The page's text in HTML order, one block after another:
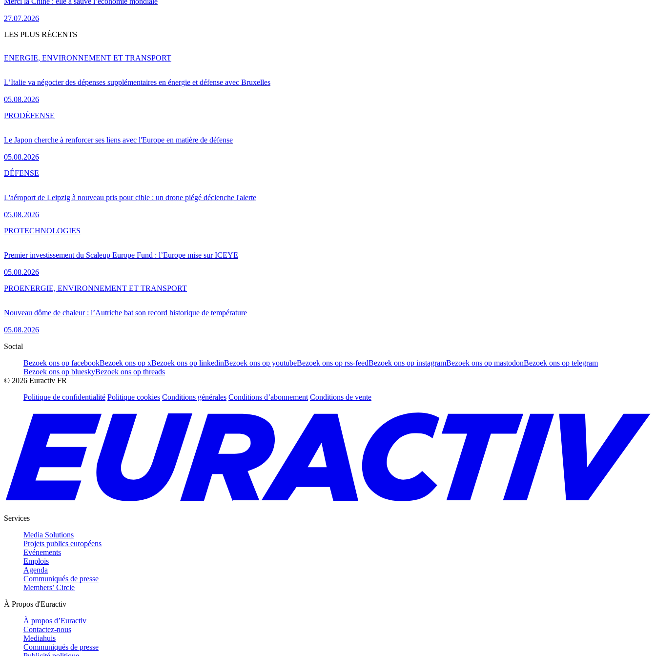
27.07.2026
LES PLUS RÉCENTS
L’Italie va négocier des dépenses supplémentaires en énergie et défense avec Bruxelles
05.08.2026
ENERGIE, ENVIRONNEMENT ET TRANSPORT
Le Japon cherche à renforcer ses liens avec l'Europe en matière de défense
05.08.2026
PRODÉFENSE
L'aéroport de Leipzig à nouveau pris pour cible : un drone piégé déclenche l'alerte
05.08.2026
DÉFENSE
Premier investissement du Scaleup Europe Fund : l’Europe mise sur ICEYE
05.08.2026
PROTECHNOLOGIES
Nouveau dôme de chaleur : l’Autriche bat son record historique de température
05.08.2026
PROENERGIE, ENVIRONNEMENT ET TRANSPORT
Social
Bezoek ons op facebookBezoek ons op xBezoek ons op linkedinBezoek ons op youtubeBezoek ons op rss-feedBezoek ons op instagramBezoek ons op mastodonBezoek ons op telegram
Bezoek ons op blueskyBezoek ons op threads
© 2026 Euractiv FR
Politique de confidentialité Politique cookies Conditions générales Conditions d’abonnement Conditions de vente
Services
Media Solutions
Projets publics européens
Evénements
Emplois
Agenda
Communiqués de presse
Members’ Circle
À Propos d'Euractiv
À propos d’Euractiv
Contactez-nous
Mediahuis
Communiqués de presse